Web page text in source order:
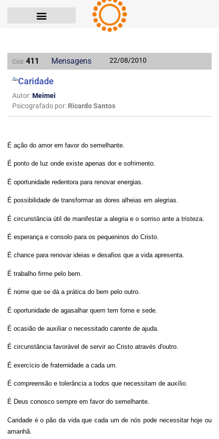
Cód: 411 Mensagens 22/08/2010
Caridade
Autor:Meimei
Psicografado por: Ricardo Santos
É ação do amor em favor do semelhante.
É ponto de luz onde existe apenas dor e sofrimento.
É oportunidade redentora para renovar energias.
É possibilidade de transformar as dores alheias em alegrias.
É circunstância útil de manifestar a alegria e o sorriso ante a tristeza.
É esperança e consolo para os pequeninos do Cristo.
É chance para renovar ideias e desafios que a vida apresenta.
É trabalho firme pelo bem.
É nome que se dá a prática do bem pelo outro.
É oportunidade de agasalhar quem tem fome e sede.
É ocasião de auxiliar o necessitado carente de ajuda.
É circunstância favorável de servir ao Cristo através d'outro.
É exercício de fraternidade a cada um.
É compreensão e tolerância a todos que necessitam de auxílio.
É Deus conosco sempre em favor do semelhante.
Caridade é o pão da vida que cada um de nós pode necessitar hoje ou
amanhã.